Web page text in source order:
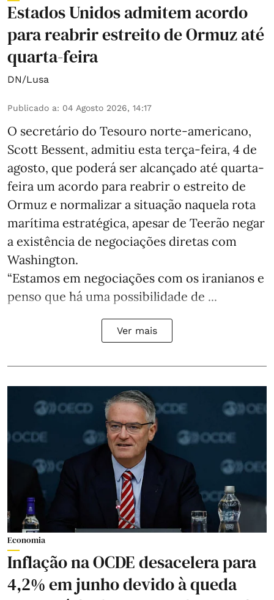
Estados Unidos admitem acordo
para reabrir estreito de Ormuz até
quarta-feira
DN/Lusa
Publicado a: 04 Agosto 2026, 14:17
O secretário do Tesouro norte-americano,
Scott Bessent, admitiu esta terça-feira, 4 de
agosto, que poderá ser alcançado até quarta-
feira um acordo para reabrir o estreito de
Ormuz e normalizar a situação naquela rota
marítima estratégica, apesar de Teerão negar
a existência de negociações diretas com
Washington.
“Estamos em negociações com os iranianos e
penso que há uma possibilidade de ...
Ver mais
Economia
Inflação na OCDE desacelera para
4,2% em junho devido à queda